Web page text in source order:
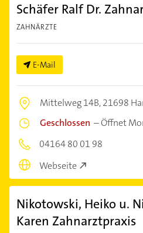
Schäfer Ralf Dr.
ZAHNÄRZTE
E-Mail
Mittelweg 14B,21698
Geschlossen –Öffnet
04164 80 01 98
Webseite
Nikotowski, Heiko u.
Karen Zahnarztpraxis